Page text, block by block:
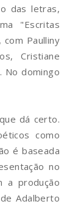
das letras,
"Escritas
Paulliny
Cristiane
No domingo
dá certo.
como
é baseada
no
a produção
Adalberto